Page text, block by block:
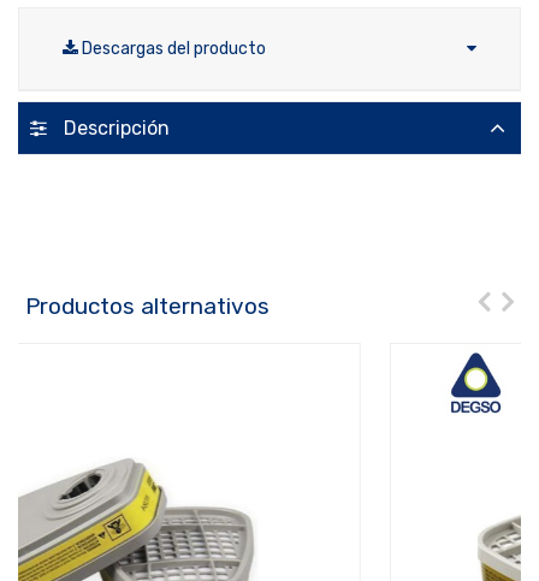
Descargas del producto
Descripción
Productos alternativos